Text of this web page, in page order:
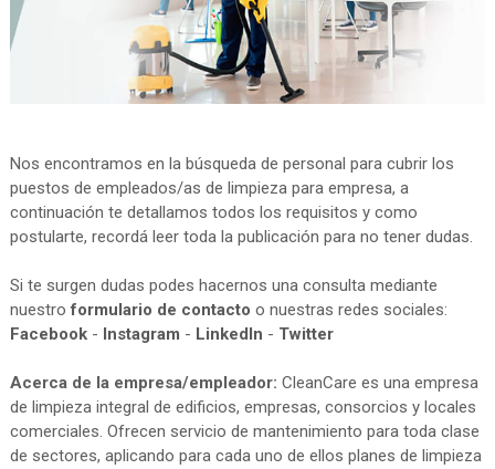
Nos encontramos en la búsqueda de personal para cubrir los
puestos de empleados/as de limpieza para empresa, a
continuación te detallamos todos los requisitos y como
postularte, recordá leer toda la publicación para no tener dudas.
Si te surgen dudas podes hacernos una consulta mediante
nuestroformulario de contacto o nuestras redes sociales:
Facebook- Instagram - LinkedIn - Twitter
Acerca de la empresa/empleador: CleanCare es una empresa
de limpieza integral de edificios, empresas, consorcios y locales
comerciales. Ofrecen servicio de mantenimiento para toda clase
de sectores, aplicando para cada uno de ellos planes de limpieza